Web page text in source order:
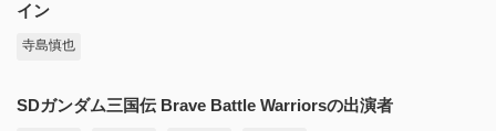
イン
寺島慎也
SDガンダム三国伝 Brave Battle Warriorsの出演者